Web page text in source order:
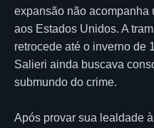
expansão não acompanha
aos Estados Unidos. A
retrocede até o inverno de
Salieri ainda buscava
submundo do crime.
Após provar sua lealdade